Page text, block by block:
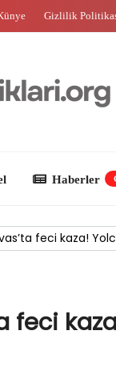
Gizlilik
feci kaza!
feci